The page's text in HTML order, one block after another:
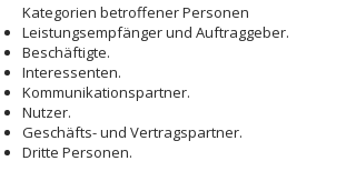
Kategorien betroffener Personen
Leistungsempfänger und Auftraggeber.
Beschäftigte.
Interessenten.
Kommunikationspartner.
Nutzer.
Geschäfts- und Vertragspartner.
Dritte Personen.